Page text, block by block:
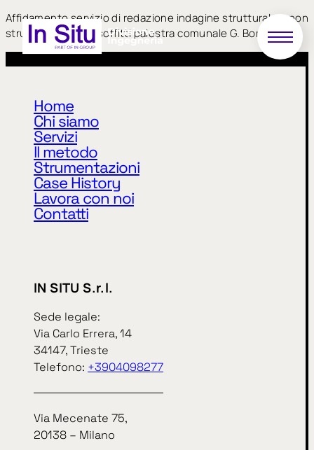
Home
Chi siamo
Servizi
Il metodo
Strumentazioni
Case History
Lavora con noi
Contatti
IN SITU S.r.l.
Sede legale:
Via Carlo Errera, 14
34147, Trieste
Telefono: +3904098277
Via Mecenate 75,
20138 – Milano
Affidamento servizio di redazione indagine strutturale e non
strutturale solai e soffitti palestra comunale G. Borin
Privacy Policy Cookie Policy
CODICE ETICO
IN SITU S.r.l.
Via Carlo Errera, 14
34147, Trieste
telefono+3904098277
20138 – Milano